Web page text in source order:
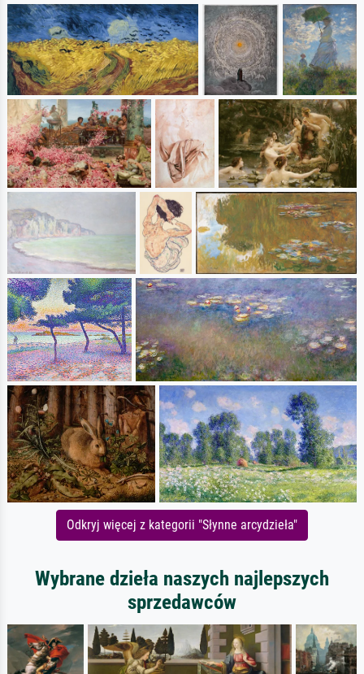
Odkryj więcej z kategorii "Słynne arcydzieła"
Wybrane dzieła naszych najlepszych
sprzedawców